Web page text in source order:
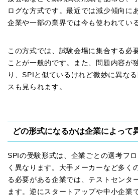
ログな方式です。最近では減少傾向に
企業や一部の業界では今も使われてい
この方式では、試験会場に集合する必
ことが一般的です。また、問題内容が
り、SPIと似ているけれど微妙に異な
スも見られます。
どの形式になるかは企業によって
SPIの受験形式は、企業ごとの選考フ
く異なります。大手メーカーなど多く
る必要がある企業では、テストセンタ
ます。逆にスタートアップや中小企業